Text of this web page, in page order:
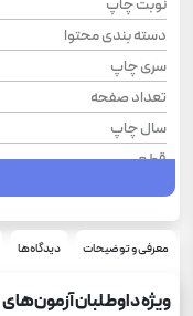
نوبت چاپ
دسته بندی محتوا
سری چاپ
تعداد صفحه
سال چاپ
قطع
معرفی و توضیحات دیدگاه‌ها
ویژه داوطلبان